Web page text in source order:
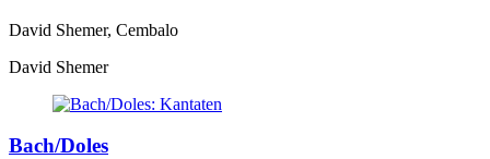
David Shemer, Cembalo
David Shemer
Bach/Doles